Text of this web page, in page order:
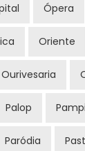
Ópera
Oriente
Ourivesaria
Palop
Paródia